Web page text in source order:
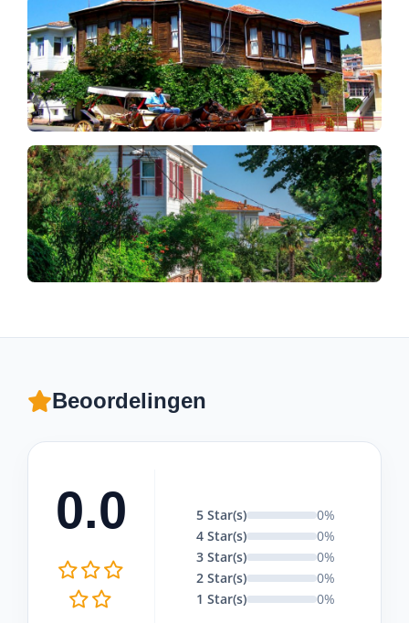
Beoordelingen
0.0 5 Star(s)
0%
4 Star(s)
0%
3 Star(s)
0%
2 Star(s)
0%
1 Star(s)
0%